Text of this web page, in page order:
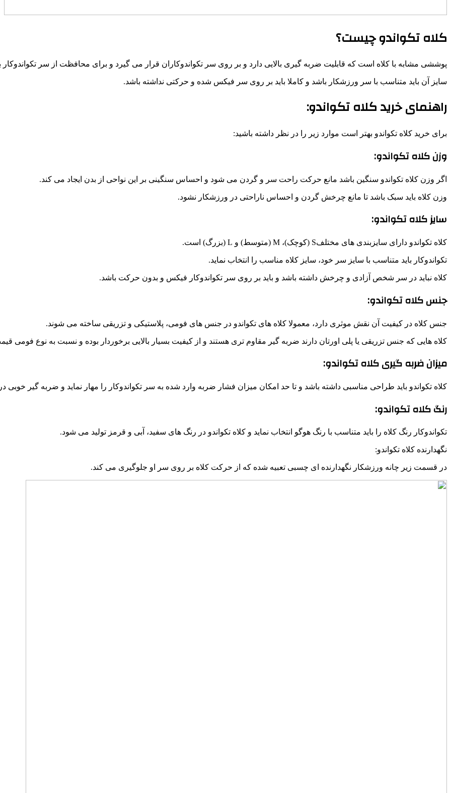
کلاه تکواندو چیست؟
پوششی مشابه با کلاه است که قابلیت ضربه گیری بالایی دارد و بر روی سر تکواندوکاران قرار می گیرد و برای محافظت از سر تکواندوکار
سایز آن باید متناسب با سر ورزشکار باشد و کاملا باید بر روی سر فیکس شده و حرکتی نداشته باشد.
راهنمای خرید کلاه تکواندو:
برای خرید کلاه تکواندو بهتر است موارد زیر را در نظر داشته باشید:
وزن کلاه تکواندو:
اگر وزن کلاه تکواندو سنگین باشد مانع حرکت راحت سر و گردن می شود و احساس سنگینی بر این نواحی از بدن ایجاد می کند.
وزن کلاه باید سبک باشد تا مانع چرخش گردن و احساس ناراحتی در ورزشکار نشود.
سایز کلاه تکواندو:
کلاه تکواندو دارای سایزبندی های مختلفS (کوچک)، M (متوسط) و L (بزرگ) است.
تکواندوکار باید متناسب با سایز سر خود، سایز کلاه مناسب را انتخاب نماید.
کلاه نباید در سر شخص آزادی و چرخش داشته باشد و باید بر روی سر تکواندوکار فیکس و بدون حرکت باشد.
جنس کلاه تکواندو:
جنس کلاه در کیفیت آن نقش موثری دارد، معمولا کلاه های تکواندو در جنس های فومی، پلاستیکی و تزریقی ساخته می شوند.
کلاه هایی که جنس تزریقی یا پلی اورتان دارند ضربه گیر مقاوم تری هستند و از کیفیت بسیار بالایی برخوردار بوده و نسبت به نوع فومی
میزان ضربه گیری کلاه تکواندو:
کلاه تکواندو باید طراحی مناسبی داشته باشد و تا حد امکان میزان فشار ضربه وارد شده به سر تکواندوکار را مهار نماید و ضربه گیر خوبی
رنگ کلاه تکواندو:
تکواندوکار رنگ کلاه را باید متناسب با رنگ هوگو انتخاب نماید و کلاه تکواندو در رنگ های سفید، آبی و قرمز تولید می شود.
نگهدارنده کلاه تکواندو:
در قسمت زیر چانه ورزشکار نگهدارنده ای چسبی تعبیه شده که از حرکت کلاه بر روی سر او جلوگیری می کند.